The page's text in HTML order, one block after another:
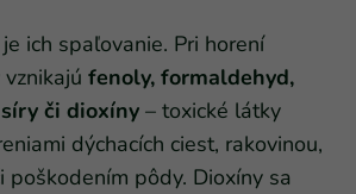
ich spaľovanie. Pri horení
fenoly, formaldehyd,
či dioxíny – toxické látky
dýchacích ciest, rakovinou,
poškodením pôdy. Dioxíny sa